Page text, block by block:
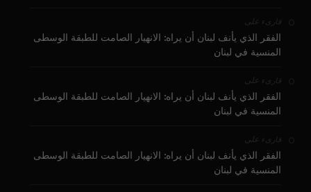
قارىء على
الفقر الذي يأنف لبنان أن يراه: الانهيار الصامت للطبقة الوسطى
المنسية في لبنان
قارىء على
الفقر الذي يأنف لبنان أن يراه: الانهيار الصامت للطبقة الوسطى
المنسية في لبنان
قارىء على
الفقر الذي يأنف لبنان أن يراه: الانهيار الصامت للطبقة الوسطى
المنسية في لبنان